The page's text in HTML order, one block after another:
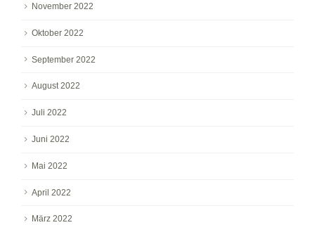
November 2022
Oktober 2022
September 2022
August 2022
Juli 2022
Juni 2022
Mai 2022
April 2022
März 2022